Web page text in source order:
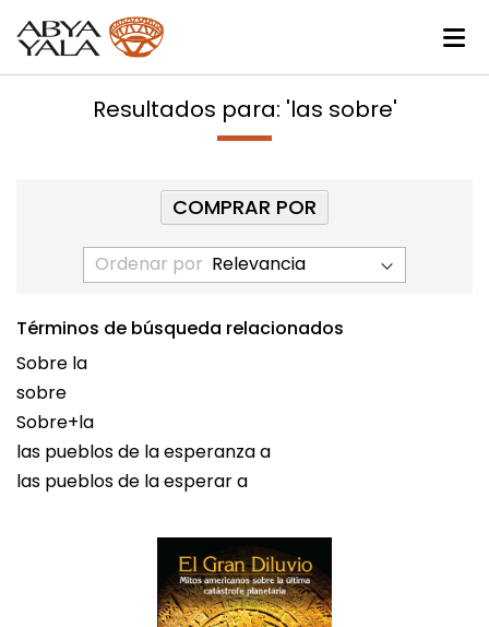
Resultados para: 'las sobre'
Ordenar por
Términos de búsqueda relacionados
Sobre la
sobre
Sobre+la
las pueblos de la esperanza a
las pueblos de la esperar a
COMPRAR POR